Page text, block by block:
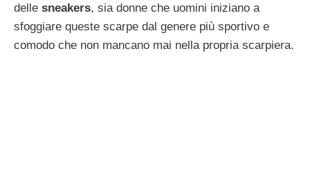
delle sneakers, sia donne che uomini iniziano a
sfoggiare queste scarpe dal genere più sportivo e
comodo che non mancano mai nella propria scarpiera.